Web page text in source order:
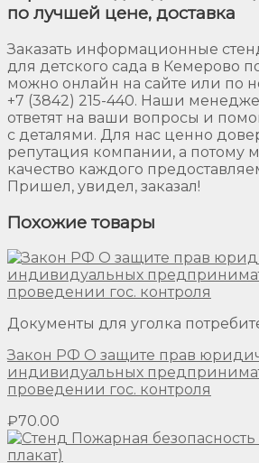
по лучшей цене, доставка
Заказать информационные
для детского сада в Кемерово
можно онлайн на сайте или по
+7 (3842) 215-440. Наши
ответят на ваши вопросы и
с деталями. Для нас ценно
репутация компании, а потому
качество каждого
Пришел, увидел, заказал!
Похожие товары
Документы для уголка
Закон РФ О защите прав
индивидуальных
проведении гос. контроля
₽70.00